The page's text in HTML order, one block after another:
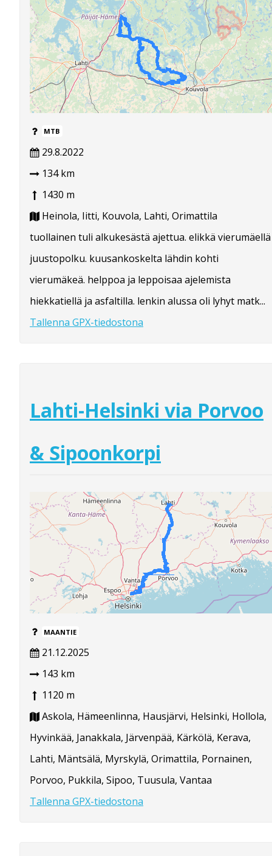
MTB
29.8.2022
134 km
1430 m
Heinola, Iitti, Kouvola, Lahti, Orimattila
tuollainen tuli alkukesästä ajettua. elikkä vierumäellä
juustopolku. kuusankoskelta lähdin kohti
vierumäkeä. helppoa ja leppoisaa ajelemista
hiekkatiellä ja asfaltilla. lenkin alussa oli lyhyt matk...
Tallenna GPX-tiedostona
Lahti-Helsinki via Porvoo
& Sipoonkorpi
MAANTIE
21.12.2025
143 km
1120 m
Askola, Hämeenlinna, Hausjärvi, Helsinki, Hollola,
Hyvinkää, Janakkala, Järvenpää, Kärkölä, Kerava,
Lahti, Mäntsälä, Myrskylä, Orimattila, Pornainen,
Porvoo, Pukkila, Sipoo, Tuusula, Vantaa
Tallenna GPX-tiedostona